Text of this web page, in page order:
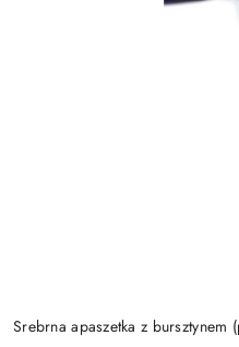
Srebrna apaszetka z bursztynem